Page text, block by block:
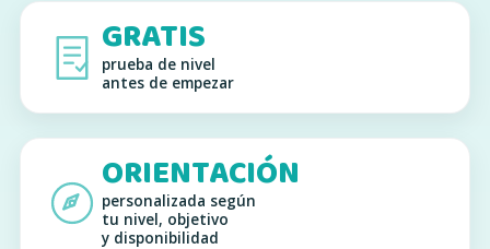
GRATIS
prueba de nivel
antes de empezar
ORIENTACIÓN
personalizada según
tu nivel, objetivo
y disponibilidad